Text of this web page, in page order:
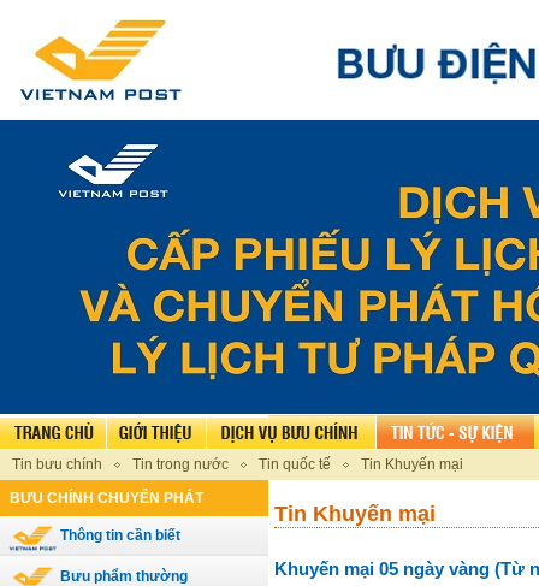
Tin bưu chính Tin trong nước Tin quốc tế
Tin Khuyến mại
BƯU CHÍNH CHUYỂN PHÁT
Thông tin cần biết
Bưu phẩm thường
Tin Khuyến mại
Khuyến mại 05 ngày vàng (Từ